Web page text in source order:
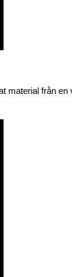
material från